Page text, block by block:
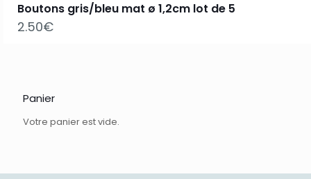
Boutons gris/bleu mat ø 1,2cm lot de 5
2.50€
Panier
Votre panier est vide.